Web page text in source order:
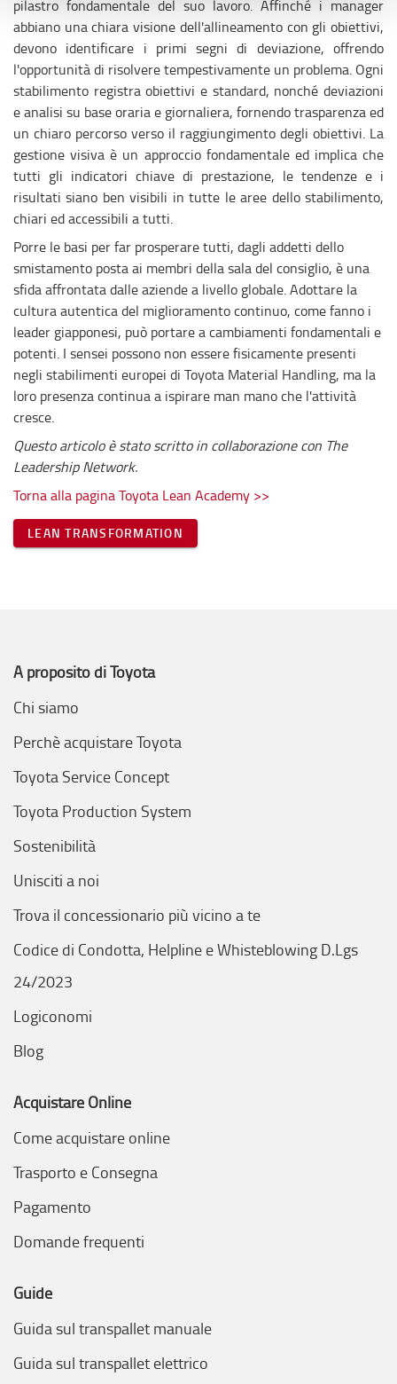
riportati. Puoi avere maggiori dettagli visionando
Informativa estesa cookie
. La chiusura del presente
banner comporterà il permanere dei soli cookie tecnici ed
analytics, per i quali non occorre il tuo consenso. Potrai
comunque modificare le tue scelte in qualsiasi momento,
accedendo al link presente nel footer.
pilastro fondamentale del suo lavoro. Affinché i manager
abbiano una chiara visione dell'allineamento con gli obiettivi,
devono identificare i primi segni di deviazione, offrendo
l'opportunità di risolvere tempestivamente un problema. Ogni
stabilimento registra obiettivi e standard, nonché deviazioni
e analisi su base oraria e giornaliera, fornendo trasparenza ed
un chiaro percorso verso il raggiungimento degli obiettivi. La
gestione visiva è un approccio fondamentale ed implica che
tutti gli indicatori chiave di prestazione, le tendenze e i
risultati siano ben visibili in tutte le aree dello stabilimento,
chiari ed accessibili a tutti.
Porre le basi per far prosperare tutti, dagli addetti dello
smistamento posta ai membri della sala del consiglio, è una
sfida affrontata dalle aziende a livello globale. Adottare la
cultura autentica del miglioramento continuo, come fanno i
leader giapponesi, può portare a cambiamenti fondamentali e
potenti. I sensei possono non essere fisicamente presenti
negli stabilimenti europei di Toyota Material Handling, ma la
loro presenza continua a ispirare man mano che l'attività
cresce.
Questo articolo è stato scritto in collaborazione con The
Leadership Network.
Torna alla pagina Toyota Lean Academy >>
LEAN TRANSFORMATION
A proposito di Toyota
Chi siamo
Perchè acquistare Toyota
Toyota Service Concept
Toyota Production System
Sostenibilità
Unisciti a noi
Trova il concessionario più vicino a te
Codice di Condotta, Helpline e Whisteblowing D.Lgs
24/2023
Logiconomi
Blog
Acquistare Online
Come acquistare online
Trasporto e Consegna
Pagamento
Domande frequenti
Guide
Guida sul transpallet manuale
Guida sul transpallet elettrico